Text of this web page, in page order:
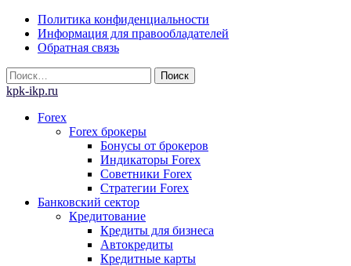
Skip
content
Политика конфиденциальности
Информация для правообладателей
Обратная связь
Найти:
kpk-ikp.ru
Forex
Forex брокеры
Бонусы от брокеров
Индикаторы Forex
Советники Forex
Стратегии Forex
Банковский сектор
Кредитование
Кредиты для бизнеса
Автокредиты
Кредитные карты